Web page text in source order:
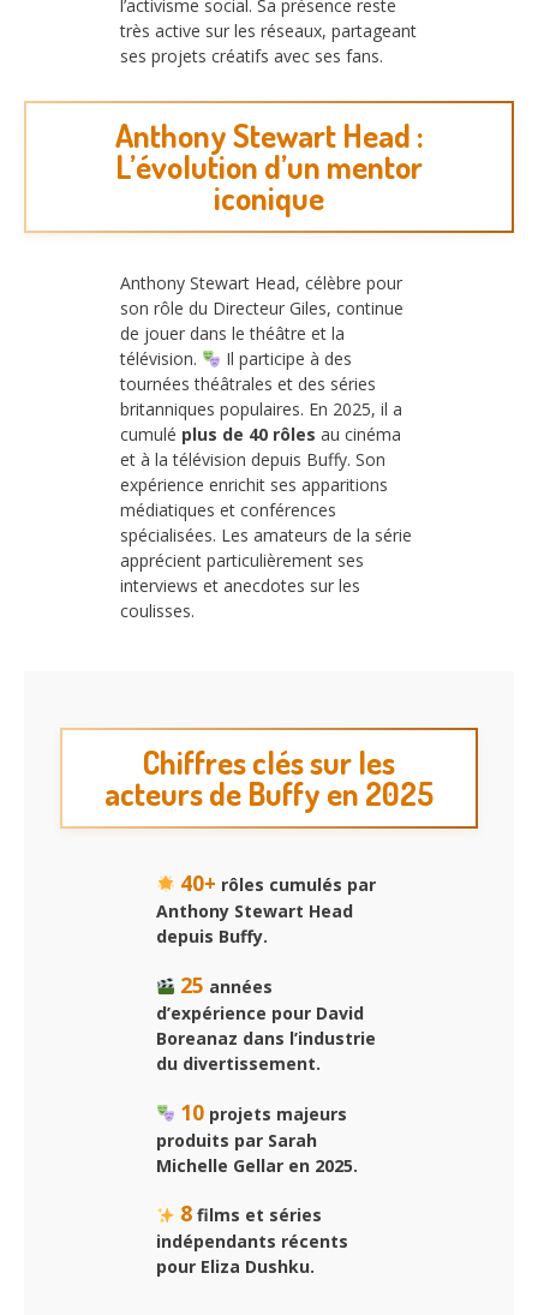
l’activisme social. Sa présence reste
très active sur les réseaux, partageant
ses projets créatifs avec ses fans.
Anthony Stewart Head :
L’évolution d’un mentor
iconique
Anthony Stewart Head, célèbre pour
son rôle du Directeur Giles, continue
de jouer dans le théâtre et la
télévision.
Il participe à des
tournées théâtrales et des séries
britanniques populaires. En 2025, il a
cumulé plus de 40 rôles au cinéma
et à la télévision depuis Buffy. Son
expérience enrichit ses apparitions
médiatiques et conférences
spécialisées. Les amateurs de la série
apprécient particulièrement ses
interviews et anecdotes sur les
coulisses.
Chiffres clés sur les
acteurs de Buffy en 2025
40+ rôles cumulés par
Anthony Stewart Head
depuis Buffy.
25 années
d’expérience pour David
Boreanaz dans l’industrie
du divertissement.
10projets majeurs
produits par Sarah
Michelle Gellar en 2025.
8films et séries
indépendants récents
pour Eliza Dushku.